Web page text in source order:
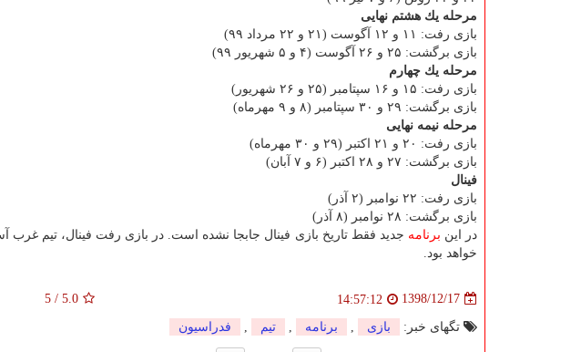
مرحله یك هشتم نهایی
بازی رفت: ۱۱ و ۱۲ آگوست (۲۱ و ۲۲ مرداد ۹۹)
بازی برگشت: ۲۵ و ۲۶ آگوست (۴ و ۵ شهریور ۹۹)
مرحله یك چهارم
بازی رفت: ۱۵ و ۱۶ سپتامبر (۲۵ و ۲۶ شهریور)
بازی برگشت: ۲۹ و ۳۰ سپتامبر (۸ و ۹ مهرماه)
مرحله نیمه نهایی
بازی رفت: ۲۰ و ۲۱ اكتبر (۲۹ و ۳۰ مهرماه)
بازی برگشت: ۲۷ و ۲۸ اكتبر (۶ و ۷ آبان)
فینال
بازی رفت: ۲۲ نوامبر (۲ آذر)
بازی برگشت: ۲۸ نوامبر (۸ آذر)
در این برنامه جدید فقط تاریخ بازی فینال جابجا نشده است. در بازی رفت فینال، تیم
خواهد بود.
1398/12/17
14:57:12
5.0
/
5
تگهای خبر: بازی برنامه تیم فدراسیون